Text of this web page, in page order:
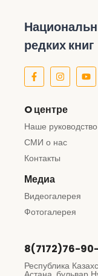
редких книг
O центре
Наше руководство
СМИ о нас
Контакты
Медиа
Видеогалерея
Фотогалерея
8(7172)76-
Республика